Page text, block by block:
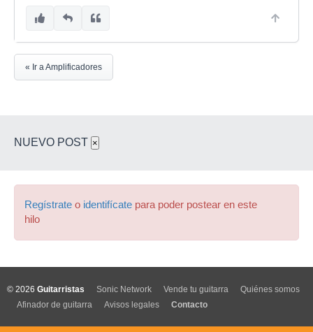
« Ir a Amplificadores
NUEVO POST ×
Regístrate o identifícate para poder postear en este
hilo
© 2026 Guitarristas Sonic Network Vende tu guitarra
Quiénes somos
Afinador de guitarra
Avisos legales Contacto